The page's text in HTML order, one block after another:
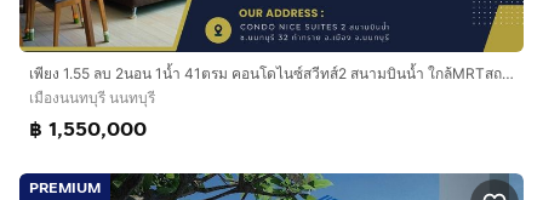
เพียง 1.55 ลบ 2นอน 1น้ำ 41ตรม คอนโดไนซ์สวีทส์2 สนามบินน้ำ ใกล้MRTสถานีแยกนนทบุรี1
เมืองนนทบุรี นนทบุรี
฿ 1,550,000
PREMIUM